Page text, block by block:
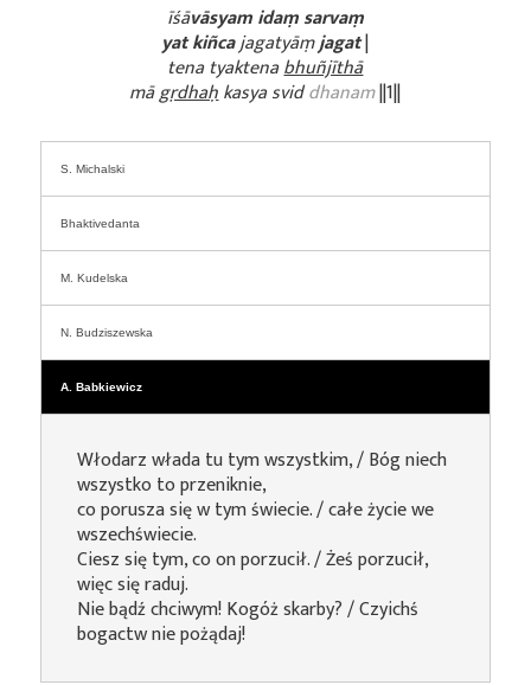
īśāvāsyam idaṃ sarvaṃ
yat kiñcajagatyāṃjagat|
tena tyaktenabhuñjīthā
māgṛdhaḥkasya sviddhanam||1||
S. Michalski
Bhaktivedanta
M. Kudelska
N. Budziszewska
A. Babkiewicz
Włodarz włada tu tym wszystkim, / Bóg niech
wszystko to przeniknie,
co porusza się w tym świecie. / całe życie we
wszechświecie.
Ciesz się tym, co on porzucił. / Żeś porzucił,
więc się raduj.
Nie bądź chciwym! Kogóż skarby? / Czyichś
bogactw nie pożądaj!